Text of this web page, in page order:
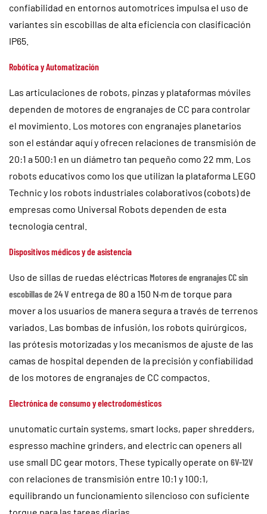
confiabilidad en entornos automotrices impulsa el uso de
variantes sin escobillas de alta eficiencia con clasificación
IP65.
Robótica y Automatización
Las articulaciones de robots, pinzas y plataformas móviles
dependen de motores de engranajes de CC para controlar
el movimiento. Los motores con engranajes planetarios
son el estándar aquí y ofrecen relaciones de transmisión de
20:1 a 500:1 en un diámetro tan pequeño como 22 mm. Los
robots educativos como los que utilizan la plataforma LEGO
Technic y los robots industriales colaborativos (cobots) de
empresas como Universal Robots dependen de esta
tecnología central.
Dispositivos médicos y de asistencia
Uso de sillas de ruedas eléctricas Motores de engranajes CC sin
escobillas de 24 V entrega de 80 a 150 N·m de torque para
mover a los usuarios de manera segura a través de terrenos
variados. Las bombas de infusión, los robots quirúrgicos,
las prótesis motorizadas y los mecanismos de ajuste de las
camas de hospital dependen de la precisión y confiabilidad
de los motores de engranajes de CC compactos.
Electrónica de consumo y electrodomésticos
unutomatic curtain systems, smart locks, paper shredders,
espresso machine grinders, and electric can openers all
use small DC gear motors. These typically operate on 6V-12V
con relaciones de transmisión entre 10:1 y 100:1,
equilibrando un funcionamiento silencioso con suficiente